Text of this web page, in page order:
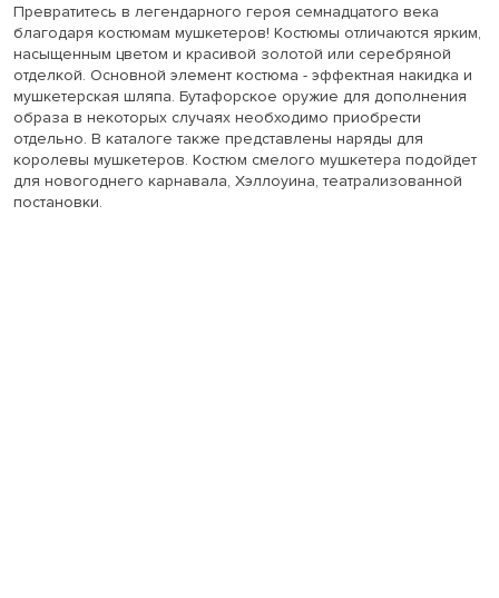
Превратитесь в легендарного героя семнадцатого века
благодаря костюмам мушкетеров! Костюмы отличаются ярким,
насыщенным цветом и красивой золотой или серебряной
отделкой. Основной элемент костюма - эффектная накидка и
мушкетерская шляпа. Бутафорское оружие для дополнения
образа в некоторых случаях необходимо приобрести
отдельно. В каталоге также представлены наряды для
королевы мушкетеров. Костюм смелого мушкетера подойдет
для новогоднего карнавала, Хэллоуина, театрализованной
постановки.